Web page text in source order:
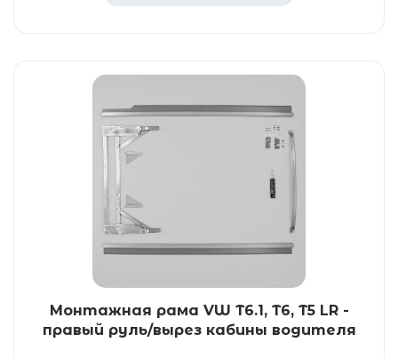
Монтажная рама VW T6.1, T6, T5 LR -
правый руль/вырез кабины водителя